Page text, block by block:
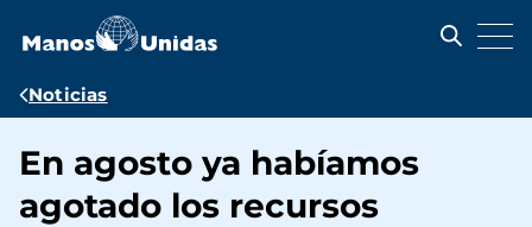
contenido
Ruta
navegación
Noticias
En agosto ya habíamos
agotado los recursos